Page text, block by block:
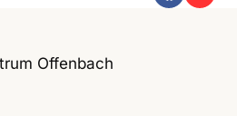
Offenbach